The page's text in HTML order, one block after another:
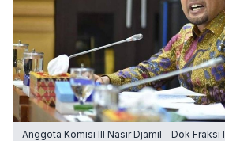
Anggota Komisi III Nasir Djamil - Dok Fraksi